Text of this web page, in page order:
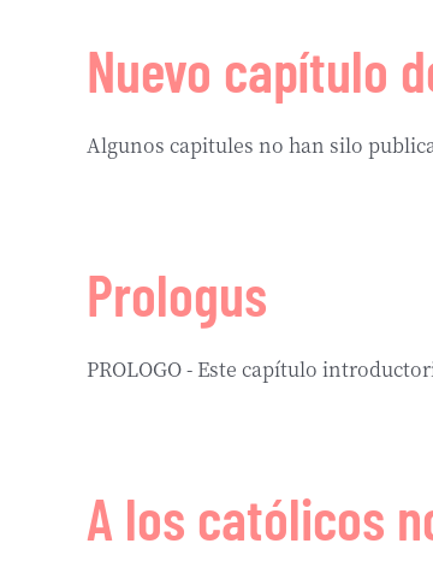
Nuevo capítulo
Algunos capitules no han silo
Prologus
PROLOGO - Este capítulo
A los católicos